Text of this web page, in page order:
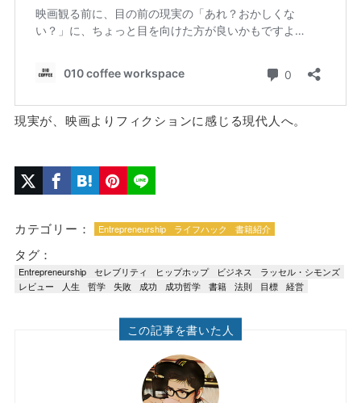
現実が、映画よりフィクションに感じる現代人へ。
カテゴリー： Entrepreneurship ライフハック 書籍紹介
タグ：
Entrepreneurship セレブリティ ヒップホップ ビジネス
ラッセル・シモンズ
レビュー
人生 哲学 失敗 成功 成功哲学 書籍 法則 目標 経営
この記事を書いた人